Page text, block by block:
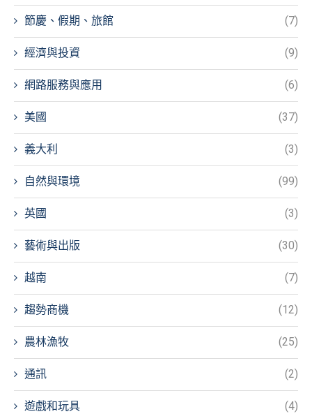
節慶、假期、旅館 (7)
經濟與投資 (9)
網路服務與應用 (6)
美國 (37)
義大利 (3)
自然與環境 (99)
英國 (3)
藝術與出版 (30)
越南 (7)
趨勢商機 (12)
農林漁牧 (25)
通訊 (2)
遊戲和玩具 (4)